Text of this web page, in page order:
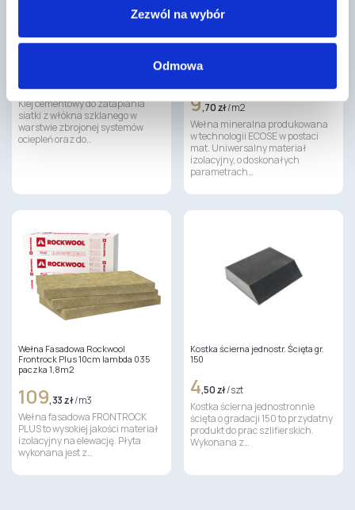
Zezwól na wybór
Odmowa
29,70 zł/ szt
Klej cementowy do zatapiania
siatki z włókna szklanego w
warstwie zbrojonej systemów
ociepleń oraz do…
NatuRoll PRO 039 1 ROLKA/18,48
9,70 zł/ m2
Wełna mineralna produkowana
w technologii ECOSE w postaci
mat. Uniwersalny materiał
izolacyjny, o doskonałych
parametrach…
Wełna Fasadowa Rockwool
Frontrock Plus 10cm lambda 035
paczka 1,8m2
109,33 zł/ m3
Wełna fasadowa FRONTROCK
PLUS to wysokiej jakości materiał
izolacyjny na elewację. Płyta
wykonana jest z…
Kostka ścierna jednostr. Ścięta gr.
150
4,50 zł/ szt
Kostka ścierna jednostronnie
ścięta o gradacji 150 to przydatny
produkt do prac szlifierskich.
Wykonana z…